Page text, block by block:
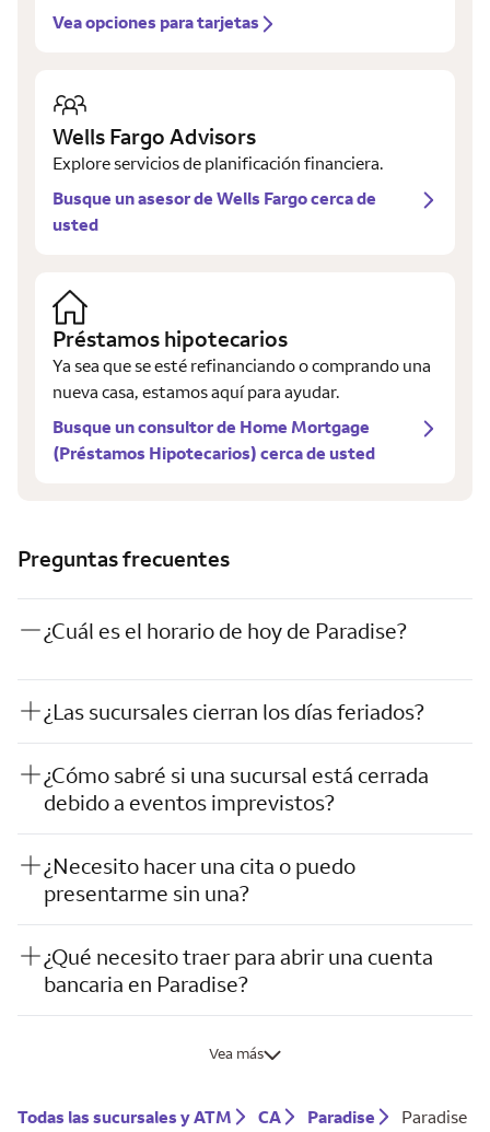
Vea opciones para tarjetas
Wells Fargo Advisors
Explore servicios de planificación financiera.
Busque un asesor de Wells Fargo cerca de
usted
Préstamos hipotecarios
Ya sea que se esté refinanciando o comprando una
nueva casa, estamos aquí para ayudar.
Busque un consultor de Home Mortgage
(Préstamos Hipotecarios) cerca de usted
Preguntas frecuentes
¿Cuál es el horario de hoy de Paradise?
¿Las sucursales cierran los días feriados?
¿Cómo sabré si una sucursal está cerrada
debido a eventos imprevistos?
¿Necesito hacer una cita o puedo
presentarme sin una?
¿Qué necesito traer para abrir una cuenta
bancaria en Paradise?
Vea más
Todas las sucursales y ATM CA Paradise Paradise